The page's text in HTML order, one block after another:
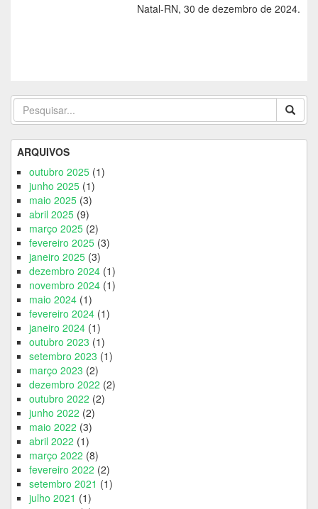
Natal-RN, 30 de dezembro de 2024.
ARQUIVOS
outubro 2025 (1)
junho 2025 (1)
maio 2025 (3)
abril 2025 (9)
março 2025 (2)
fevereiro 2025 (3)
janeiro 2025 (3)
dezembro 2024 (1)
novembro 2024 (1)
maio 2024 (1)
fevereiro 2024 (1)
janeiro 2024 (1)
outubro 2023 (1)
setembro 2023 (1)
março 2023 (2)
dezembro 2022 (2)
outubro 2022 (2)
junho 2022 (2)
maio 2022 (3)
abril 2022 (1)
março 2022 (8)
fevereiro 2022 (2)
setembro 2021 (1)
julho 2021 (1)